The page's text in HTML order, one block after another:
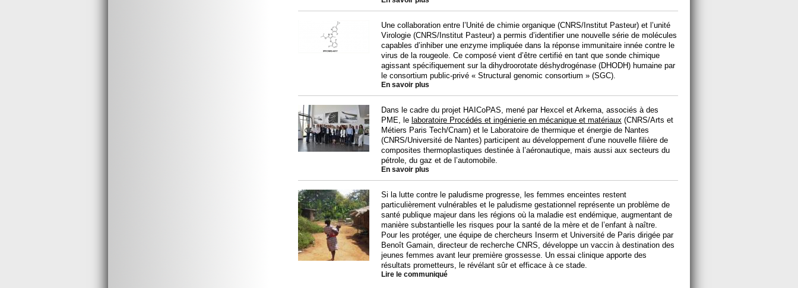
Une collaboration entre l’Unité de chimie organique (CNRS/Institut Pasteur) et l’unité
Virologie (CNRS/Institut Pasteur) a permis d’identifier une nouvelle série de molécules
capables d’inhiber une enzyme impliquée dans la réponse immunitaire innée contre le
virus de la rougeole. Ce composé vient d’être certifié en tant que sonde chimique
agissant spécifiquement sur la dihydroorotate déshydrogénase (DHODH) humaine par
le consortium public-privé « Structural genomic consortium » (SGC).
En savoir plus
Dans le cadre du projet HAICoPAS, mené par Hexcel et Arkema, associés à des
PME, le laboratoire Procédés et ingénierie en mécanique et matériaux (CNRS/Arts et
Métiers Paris Tech/Cnam) et le Laboratoire de thermique et énergie de Nantes
(CNRS/Université de Nantes) participent au développement d’une nouvelle filière de
composites thermoplastiques destinée à l’aéronautique, mais aussi aux secteurs du
pétrole, du gaz et de l’automobile.
En savoir plus
Si la lutte contre le paludisme progresse, les femmes enceintes restent
particulièrement vulnérables et le paludisme gestationnel représente un problème de
santé publique majeur dans les régions où la maladie est endémique, augmentant de
manière substantielle les risques pour la santé de la mère et de l’enfant à naître.
Pour les protéger, une équipe de chercheurs Inserm et Université de Paris dirigée par
Benoît Gamain, directeur de recherche CNRS, développe un vaccin à destination des
jeunes femmes avant leur première grossesse. Un essai clinique apporte des
résultats prometteurs, le révélant sûr et efficace à ce stade.
Lire le communiqué